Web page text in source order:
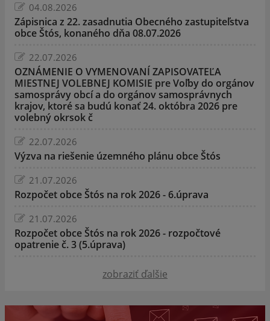
04.08.2026
Zápisnica z 22. zasadnutia Obecného zastupiteľstva
obce Štós, konaného dňa 08.07.2026
22.07.2026
OZNÁMENIE O VYMENOVANÍ ZAPISOVATEĽA
MIESTNEJ VOLEBNEJ KOMISIE pre Voľby do orgánov
samosprávy obcí a do orgánov samosprávnych
krajov, ktoré sa budú konať 24. októbra 2026 pre
volebný okrsok č
22.07.2026
Výzva na riešenie územného plánu obce Štós
21.07.2026
Rozpočet obce Štós na rok 2026 - 6.úprava
21.07.2026
Rozpočet obce Štós na rok 2026 - rozpočtové
opatrenie č. 3 (5.úprava)
zobraziť ďalšie